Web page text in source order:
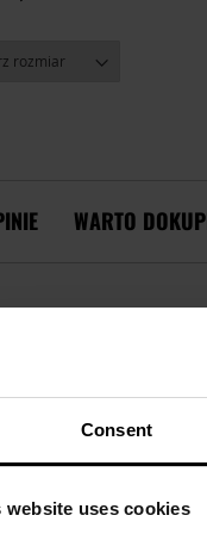
Consent
website uses cookies
WARTO
MFH M65 Z